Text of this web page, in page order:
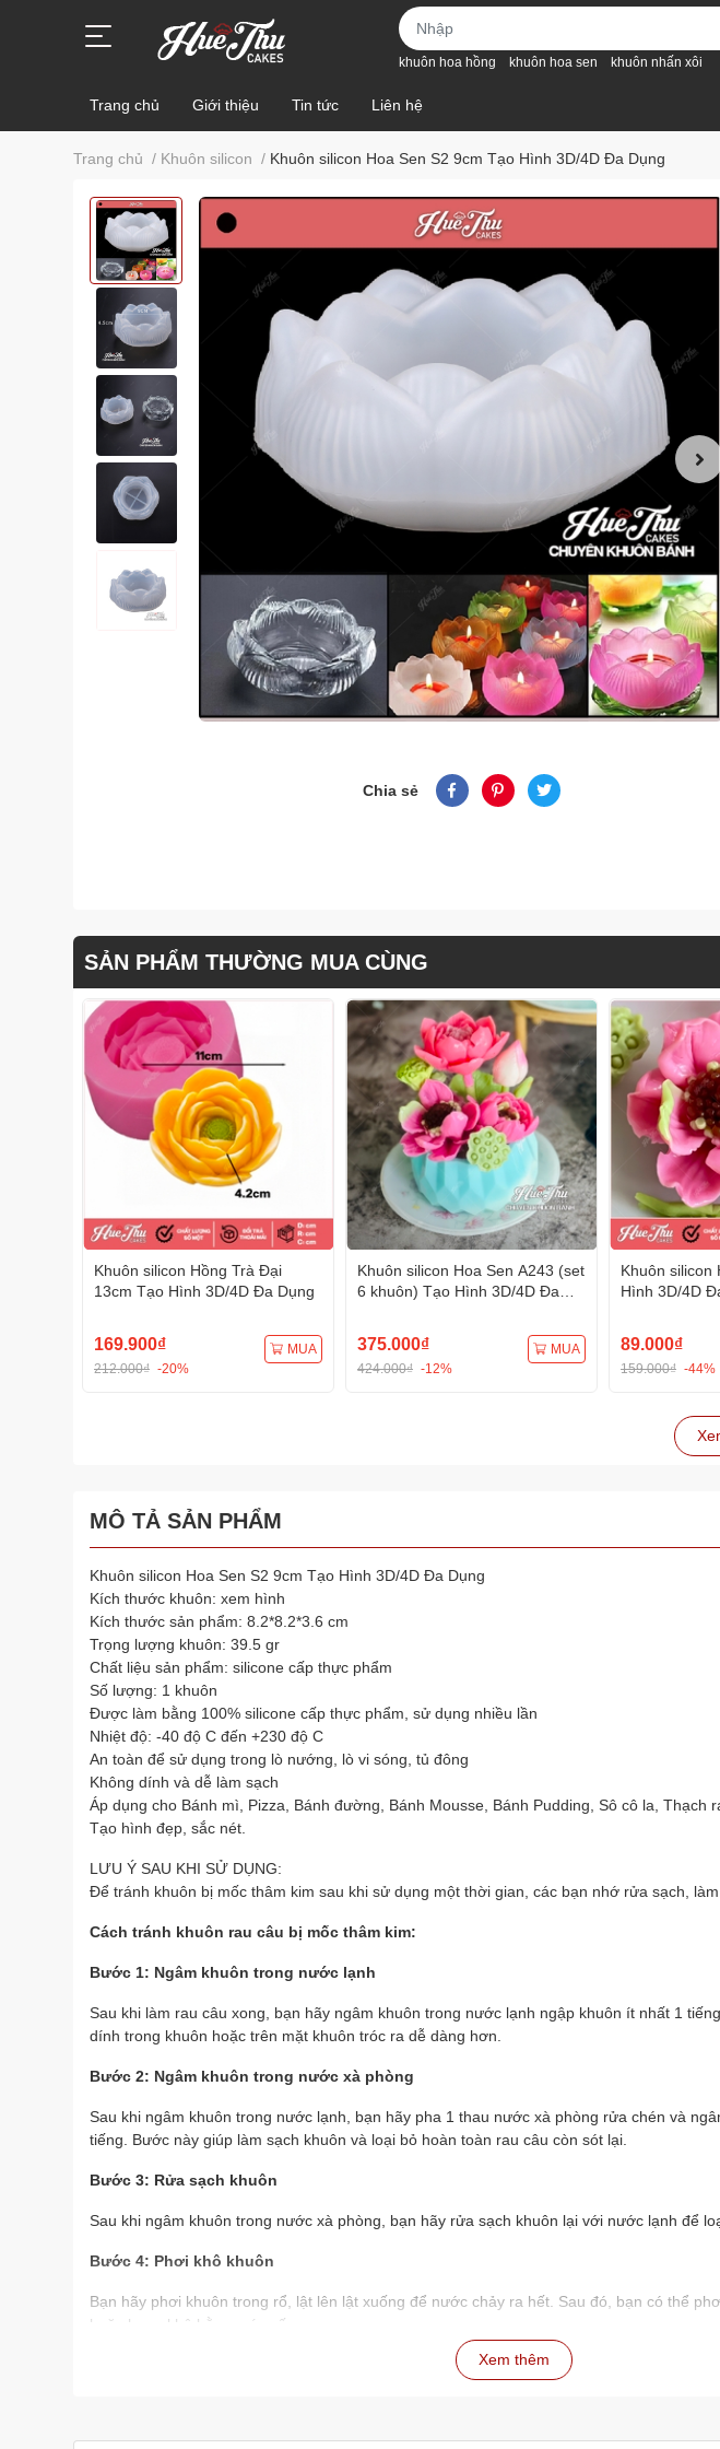
khuôn hoa hồng khuôn hoa sen khuôn nhấn xôi
Trang chủ Giới thiệu Tin tức Liên hệ
Trang chủ / Khuôn silicon / Khuôn silicon Hoa Sen S2 9cm Tạo Hình 3D/4D Đa Dụng
Chia sẻ
SẢN PHẨM THƯỜNG MUA CÙNG
Khuôn silicon Hồng Trà Đại
13cm Tạo Hình 3D/4D Đa Dụng
169.900₫
212.000₫ -20%
MUA
Khuôn silicon Hoa Sen A243 (set
6 khuôn) Tạo Hình 3D/4D Đa
375.000₫
424.000₫ -12%
MUA
Khuôn silicon
Hình 3D/4D
89.000₫
159.000₫ -44%
MÔ TẢ SẢN PHẨM
Khuôn silicon Hoa Sen S2 9cm Tạo Hình 3D/4D Đa Dụng
Kích thước khuôn: xem hình
Kích thước sản phẩm: 8.2*8.2*3.6 cm
Trọng lượng khuôn: 39.5 gr
Chất liệu sản phẩm: silicone cấp thực phẩm
Số lượng: 1 khuôn
Được làm bằng 100% silicone cấp thực phẩm, sử dụng nhiều lần
Nhiệt độ: -40 độ C đến +230 độ C
An toàn để sử dụng trong lò nướng, lò vi sóng, tủ đông
Không dính và dễ làm sạch
Áp dụng cho Bánh mì, Pizza, Bánh đường, Bánh Mousse, Bánh Pudding, Sô cô la, Thạch
Tạo hình đẹp, sắc nét.
LƯU Ý SAU KHI SỬ DỤNG:
Để tránh khuôn bị mốc thâm kim sau khi sử dụng một thời gian, các bạn nhớ rửa sạch,
Cách tránh khuôn rau câu bị mốc thâm kim:
Bước 1: Ngâm khuôn trong nước lạnh
Sau khi làm rau câu xong, bạn hãy ngâm khuôn trong nước lạnh ngập khuôn ít nhất 1
dính trong khuôn hoặc trên mặt khuôn tróc ra dễ dàng hơn.
Bước 2: Ngâm khuôn trong nước xà phòng
Sau khi ngâm khuôn trong nước lạnh, bạn hãy pha 1 thau nước xà phòng rửa chén và
tiếng. Bước này giúp làm sạch khuôn và loại bỏ hoàn toàn rau câu còn sót lại.
Bước 3: Rửa sạch khuôn
Sau khi ngâm khuôn trong nước xà phòng, bạn hãy rửa sạch khuôn lại với nước lạnh để
Bước 4: Phơi khô khuôn
Bạn hãy phơi khuôn trong rổ, lật lên lật xuống để nước chảy ra hết. Sau đó, bạn có thể
hoặc hong khô bằng máy sấy.
Xem thêm